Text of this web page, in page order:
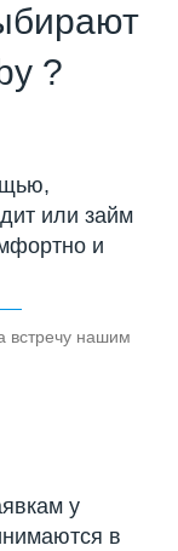
?
или займ
и
встречу нашим
у
в